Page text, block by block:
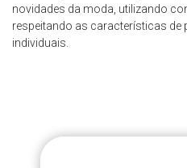
novidades da moda, utilizando
respeitando as características de
individuais.